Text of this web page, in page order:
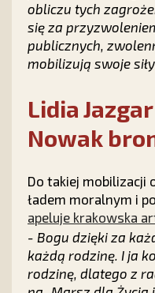
obliczu tych
się za
publicznych,
mobilizują swoje
Lidia
Nowak
Do takiej mobilizacji
ładem moralnym i
apeluje krakowska
- Bogu dzięki za
każdą rodzinę. I ja
rodzinę, dlatego z